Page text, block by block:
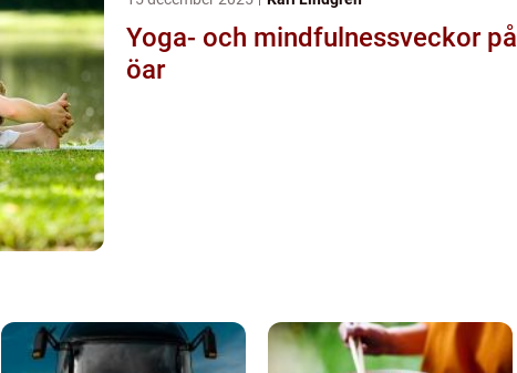
Yoga- och mindfulnessveckor på
öar